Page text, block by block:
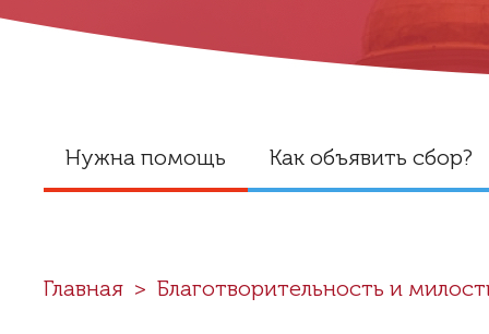
Нужна помощь Как объявить сбор?
Главная Благотворительность и